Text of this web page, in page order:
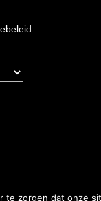
te zorgen dat onze